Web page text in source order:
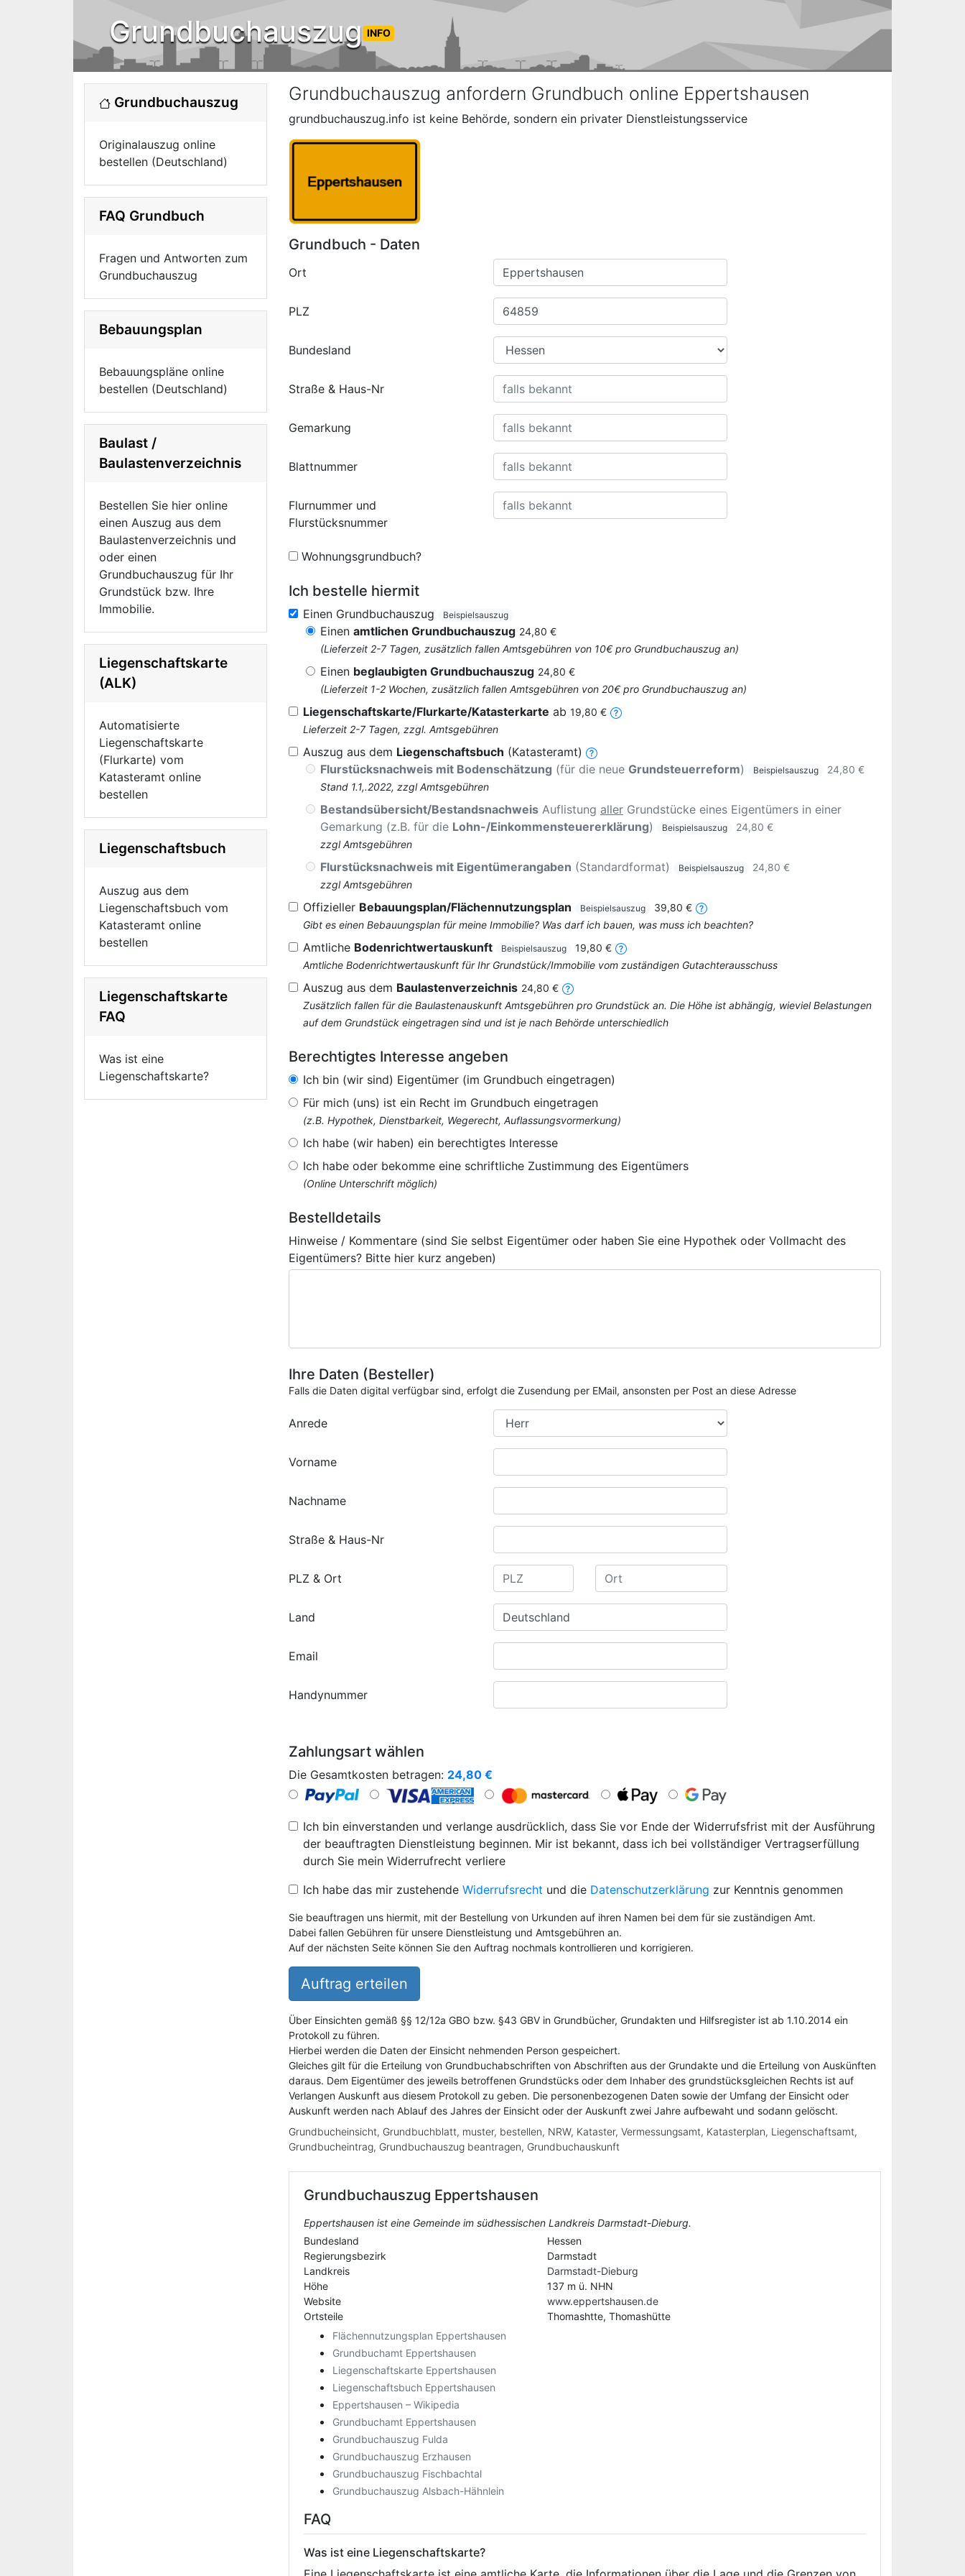
Grundbuchauszug INFO
Grundbuchauszug
Originalauszug online
bestellen (Deutschland)
FAQ Grundbuch
Fragen und Antworten zum
Grundbuchauszug
Bebauungsplan
Bebauungspläne online
bestellen (Deutschland)
Baulast /
Baulastenverzeichnis
Bestellen Sie hier online
einen Auszug aus dem
Baulastenverzeichnis und
oder einen
Grundbuchauszug für Ihr
Grundstück bzw. Ihre
Immobilie.
Liegenschaftskarte
(ALK)
Automatisierte
Liegenschaftskarte
(Flurkarte) vom
Katasteramt online
bestellen
Liegenschaftsbuch
Auszug aus dem
Liegenschaftsbuch vom
Katasteramt online
bestellen
Liegenschaftskarte
FAQ
Was ist eine
Liegenschaftskarte?
Grundbuchauszug anfordern Grundbuch online Eppertshausen
grundbuchauszug.info ist keine Behörde, sondern ein privater Dienstleistungsservice
Grundbuch - Daten
Ort
PLZ
Bundesland
Straße & Haus-Nr
Gemarkung
Blattnummer
Flurnummer und
Flurstücksnummer
Wohnungsgrundbuch?
Ich bestelle hiermit
Einen Grundbuchauszug Beispielsauszug
Einen amtlichen Grundbuchauszug 24,80 €
(Lieferzeit 2-7 Tagen, zusätzlich fallen Amtsgebühren von 10€ pro Grundbuchauszug an)
Einen beglaubigten Grundbuchauszug 24,80 €
(Lieferzeit 1-2 Wochen, zusätzlich fallen Amtsgebühren von 20€ pro Grundbuchauszug an)
Liegenschaftskarte/Flurkarte/Katasterkarte ab 19,80 €
Lieferzeit 2-7 Tagen, zzgl. Amtsgebühren
Auszug aus dem Liegenschaftsbuch (Katasteramt)
Flurstücksnachweis mit Bodenschätzung (für die neue Grundsteuerreform) Beispielsauszug
24,80 €
Stand 1.1,.2022, zzgl Amtsgebühren
Bestandsübersicht/Bestandsnachweis Auflistung aller Grundstücke eines Eigentümers in einer
Gemarkung (z.B. für die Lohn-/Einkommensteuererklärung) Beispielsauszug
24,80 €
zzgl Amtsgebühren
Flurstücksnachweis mit Eigentümerangaben (Standardformat) Beispielsauszug
24,80 €
zzgl Amtsgebühren
Offizieller Bebauungsplan/Flächennutzungsplan Beispielsauszug
39,80 €
Gibt es einen Bebauungsplan für meine Immobilie? Was darf ich bauen, was muss ich beachten?
Amtliche Bodenrichtwertauskunft Beispielsauszug
19,80 €
Amtliche Bodenrichtwertauskunft für Ihr Grundstück/Immobilie vom zuständigen Gutachterausschuss
Auszug aus dem Baulastenverzeichnis 24,80 €
Zusätzlich fallen für die Baulastenauskunft Amtsgebühren pro Grundstück an. Die Höhe ist abhängig, wieviel Belastungen
auf dem Grundstück eingetragen sind und ist je nach Behörde unterschiedlich
Berechtigtes Interesse angeben
Ich bin (wir sind) Eigentümer (im Grundbuch eingetragen)
Für mich (uns) ist ein Recht im Grundbuch eingetragen
(z.B. Hypothek, Dienstbarkeit, Wegerecht, Auflassungsvormerkung)
Ich habe (wir haben) ein berechtigtes Interesse
Ich habe oder bekomme eine schriftliche Zustimmung des Eigentümers
(Online Unterschrift möglich)
Bestelldetails
Hinweise / Kommentare (sind Sie selbst Eigentümer oder haben Sie eine Hypothek oder Vollmacht des
Eigentümers? Bitte hier kurz angeben)
Ihre Daten (Besteller)
Falls die Daten digital verfügbar sind, erfolgt die Zusendung per EMail, ansonsten per Post an diese Adresse
Anrede
Vorname
Nachname
Straße & Haus-Nr
PLZ & Ort
Land
Email
Handynummer
Zahlungsart wählen
Die Gesamtkosten betragen: 24,80 €
Ich bin einverstanden und verlange ausdrücklich, dass Sie vor Ende der Widerrufsfrist mit der Ausführung
der beauftragten Dienstleistung beginnen. Mir ist bekannt, dass ich bei vollständiger Vertragserfüllung
durch Sie mein Widerrufrecht verliere
Ich habe das mir zustehende Widerrufsrecht und die Datenschutzerklärung zur Kenntnis genommen
Sie beauftragen uns hiermit, mit der Bestellung von Urkunden auf ihren Namen bei dem für sie zuständigen Amt.
Dabei fallen Gebühren für unsere Dienstleistung und Amtsgebühren an.
Auf der nächsten Seite können Sie den Auftrag nochmals kontrollieren und korrigieren.
Auftrag erteilen
Über Einsichten gemäß §§ 12/12a GBO bzw. §43 GBV in Grundbücher, Grundakten und Hilfsregister ist ab 1.10.2014 ein
Protokoll zu führen.
Hierbei werden die Daten der Einsicht nehmenden Person gespeichert.
Gleiches gilt für die Erteilung von Grundbuchabschriften von Abschriften aus der Grundakte und die Erteilung von Auskünften
daraus. Dem Eigentümer des jeweils betroffenen Grundstücks oder dem Inhaber des grundstücksgleichen Rechts ist auf
Verlangen Auskunft aus diesem Protokoll zu geben. Die personenbezogenen Daten sowie der Umfang der Einsicht oder
Auskunft werden nach Ablauf des Jahres der Einsicht oder der Auskunft zwei Jahre aufbewaht und sodann gelöscht.
Grundbucheinsicht, Grundbuchblatt, muster, bestellen, NRW, Kataster, Vermessungsamt, Katasterplan, Liegenschaftsamt,
Grundbucheintrag, Grundbuchauszug beantragen, Grundbuchauskunft
Grundbuchauszug Eppertshausen
Eppertshausen ist eine Gemeinde im südhessischen Landkreis Darmstadt-Dieburg.
Bundesland
Hessen
Regierungsbezirk
Darmstadt
Landkreis
Darmstadt-Dieburg
Höhe
137 m ü. NHN
Website
www.eppertshausen.de
Ortsteile
Thomashtte, Thomashütte
Flächennutzungsplan Eppertshausen
Grundbuchamt Eppertshausen
Liegenschaftskarte Eppertshausen
Liegenschaftsbuch Eppertshausen
Eppertshausen – Wikipedia
Grundbuchamt Eppertshausen
Grundbuchauszug Fulda
Grundbuchauszug Erzhausen
Grundbuchauszug Fischbachtal
Grundbuchauszug Alsbach-Hähnlein
FAQ
Was ist eine Liegenschaftskarte?